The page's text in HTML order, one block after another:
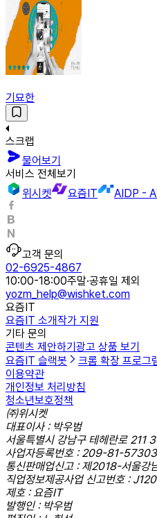
기묘한
스크랩
물어보기
서비스 전체보기
위시켓
요즘IT AIDP -
고객 문의
02-6925-4867
10:00-18:00주말·공휴일 제외
yozm_help@wishket.com
요즘IT
요즘IT 소개작가 지원
기타 문의
콘텐츠 제안하기 광고 상품 보기
요즘IT 슬랙봇
크롬 확장 프로그
이용약관
개인정보 처리방침
청소년보호정책
㈜위시켓
대표이사 : 박우범
서울특별시 강남구 테헤란로 211
사업자등록번호 : 209-81-57303
통신판매업신고 : 제2018-서울
직업정보제공사업 신고번호 :
제호 : 요즘IT
발행인 : 박우범